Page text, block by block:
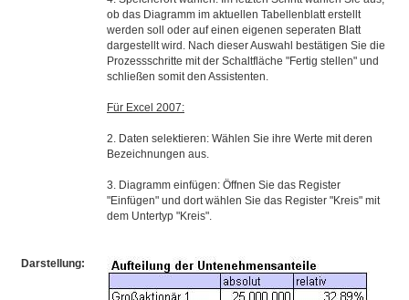
ob das Diagramm im aktuellen Tabellenblatt erstellt
werden soll oder auf einen eigenen seperaten Blatt
dargestellt wird. Nach dieser Auswahl bestätigen Sie die
Prozessschritte mit der Schaltfläche "Fertig stellen" und
schließen somit den Assistenten.
Für Excel 2007:
2. Daten selektieren: Wählen Sie ihre Werte mit deren
Bezeichnungen aus.
3. Diagramm einfügen: Öffnen Sie das Register
"Einfügen" und dort wählen Sie das Register "Kreis" mit
dem Untertyp "Kreis".
Darstellung: